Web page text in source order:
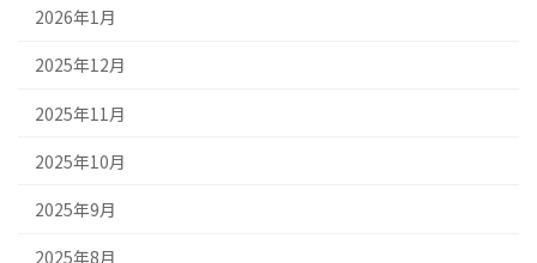
2026年1月
2025年12月
2025年11月
2025年10月
2025年9月
2025年8月